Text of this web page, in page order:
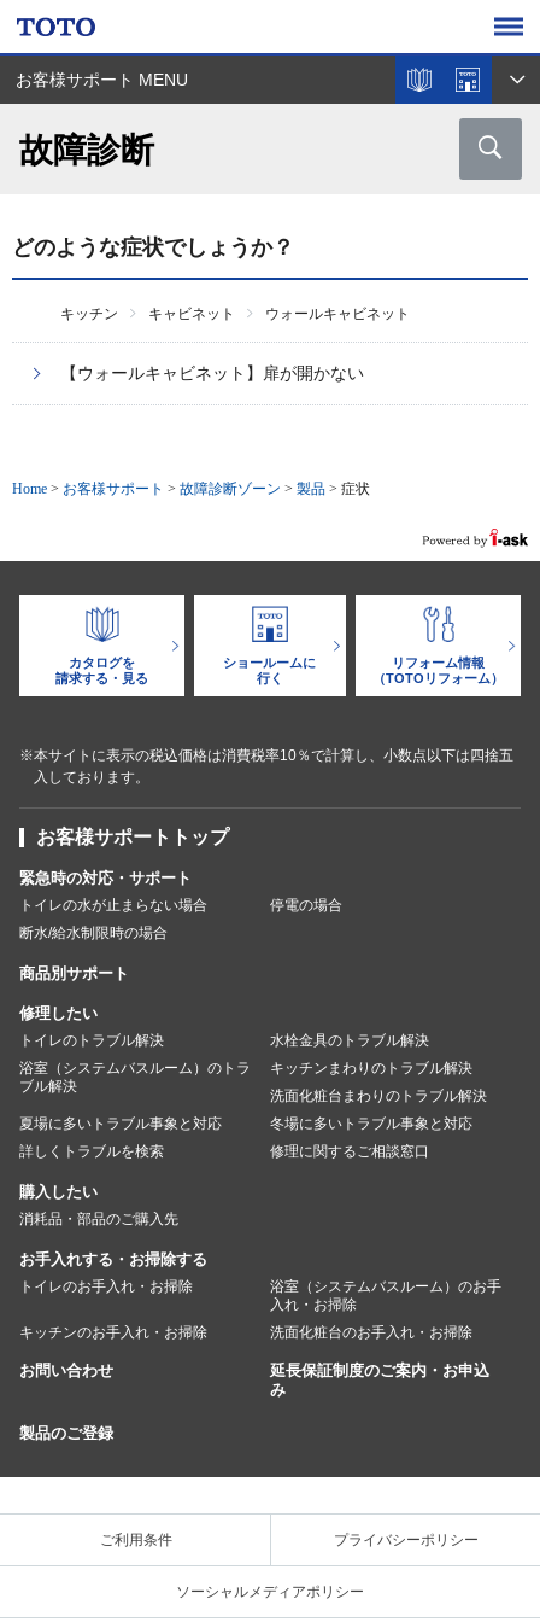
お客様サポート MENU
故障診断
どのような症状でしょうか？
キッチン キャビネット ウォールキャビネット
【ウォールキャビネット】扉が開かない
Home > お客様サポート > 故障診断ゾーン > 製品 > 症状
カタログを
請求する・見る
ショールームに
行く
リフォーム情報
（TOTOリフォーム）
※本サイトに表示の税込価格は消費税率10％で計算し、小数点以下は四捨五
入しております。
お客様サポートトップ
緊急時の対応・サポート
トイレの水が止まらない場合
停電の場合
断水/給水制限時の場合
商品別サポート
修理したい
トイレのトラブル解決
水栓金具のトラブル解決
浴室（システムバスルーム）のトラ
ブル解決
キッチンまわりのトラブル解決
洗面化粧台まわりのトラブル解決
夏場に多いトラブル事象と対応
冬場に多いトラブル事象と対応
詳しくトラブルを検索
修理に関するご相談窓口
購入したい
消耗品・部品のご購入先
お手入れする・お掃除する
トイレのお手入れ・お掃除
浴室（システムバスルーム）のお手
入れ・お掃除
キッチンのお手入れ・お掃除
洗面化粧台のお手入れ・お掃除
お問い合わせ
延長保証制度のご案内・お申込
み
製品のご登録
ご利用条件 プライバシーポリシー
ソーシャルメディアポリシー